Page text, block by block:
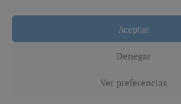
Aceptar
Denegar
Ver preferencias
Copyright © All rights reserved